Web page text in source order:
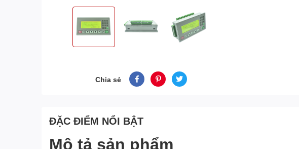
Chia sẻ
ĐẶC ĐIỂM NỔI BẬT
Mô tả sản phẩm